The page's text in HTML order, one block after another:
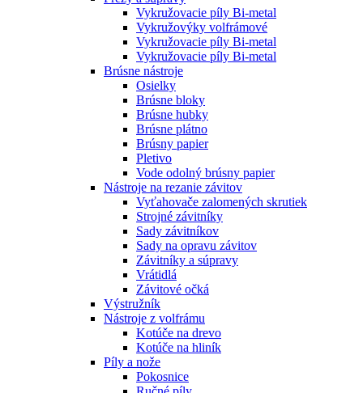
Vykružovacie píly Bi-metal
Vykružovýky volfrámové
Vykružovacie píly Bi-metal
Vykružovacie píly Bi-metal
Brúsne nástroje
Osielky
Brúsne bloky
Brúsne hubky
Brúsne plátno
Brúsny papier
Pletivo
Vode odolný brúsny papier
Nástroje na rezanie závitov
Vyťahovače zalomených skrutiek
Strojné závitníky
Sady závitníkov
Sady na opravu závitov
Závitníky a súpravy
Vrátidlá
Závitové očká
Výstružník
Nástroje z volfrámu
Kotúče na drevo
Kotúče na hliník
Píly a nože
Pokosnice